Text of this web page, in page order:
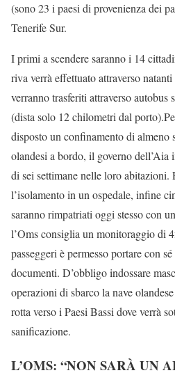
(sono 23 i paesi di provenienza dei
Tenerife Sur.
I primi a scendere saranno i 14
riva verrà effettuato attraverso
verranno trasferiti attraverso
(dista solo 12 chilometri dal
disposto un confinamento di
olandesi a bordo, il governo dell’Aia
di sei settimane nelle loro
l’isolamento in un ospedale, infine
saranno rimpatriati oggi stesso con
l’Oms consiglia un monitoraggio di
passeggeri è permesso portare con
documenti. D’obbligo indossare
operazioni di sbarco la nave
rotta verso i Paesi Bassi dove verrà
sanificazione.
L’OMS: “NON SARÀ UN